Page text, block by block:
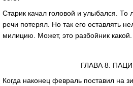
Старик качал головой и улыбался. То
речи потерял. Но так его оставлять
милицию. Может, это разбойник
ГЛАВА 8.
Когда наконец февраль поставил на